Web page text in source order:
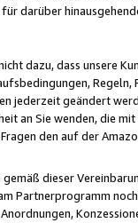
darüber
dazu, dass unsere
jederzeit geändert
an Sie wenden, die
den auf der
gemäß dieser
Partnerprogramm